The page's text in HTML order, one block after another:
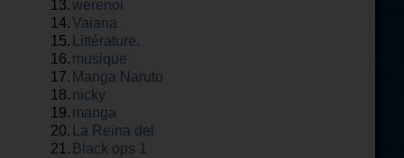
13.werenoi
14.Vaiana
15.
Littérature.
16. musique
17. Manga Naruto
18. nicky
19. manga
20.
La Reina del
flow
21. Black ops 1